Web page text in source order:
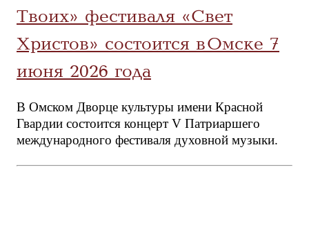
Твоих» фестиваля «Свет
Христов» состоится в Омске 7
июня 2026 года
В Омском Дворце культуры имени Красной
Гвардии состоится концерт V Патриаршего
международного фестиваля духовной музыки.